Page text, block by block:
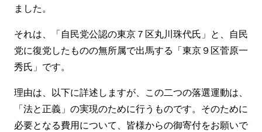
ました。
それは、「自民党公認の東京７区丸川珠代氏」と、自民
党に復党したものの無所属で出馬する「東京９区菅原一
秀氏」です。
理由は、以下に詳述しますが、この二つの落選運動は、
「法と正義」の実現のために行うものです。そのために
必要となる費用について、皆様からの御寄付をお願いで